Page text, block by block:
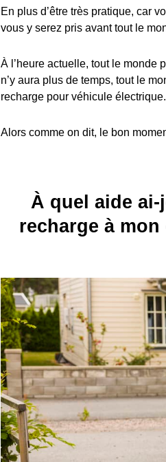
En plus d’être très pratique, car
vous y serez pris avant tout le
À l’heure actuelle, tout le monde
n’y aura plus de temps, tout le
recharge pour véhicule électrique.
Alors comme on dit, le bon
À quel aide
recharge à